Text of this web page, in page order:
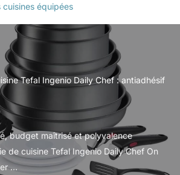
cuisines équipées
Tefal Ingenio Daily Chef : antiadhésif
budget maîtrisé et polyvalence
de cuisine Tefal Ingenio Daily Chef On
...